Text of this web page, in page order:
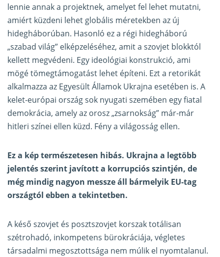
lennie annak a projektnek, amelyet fel lehet mutatni,
amiért küzdeni lehet globális méretekben az új
hidegháborúban. Hasonló ez a régi hidegháború
„szabad világ” elképzeléséhez, amit a szovjet blokktól
kellett megvédeni. Egy ideológiai konstrukció, ami
mögé tömegtámogatást lehet építeni. Ezt a retorikát
alkalmazza az Egyesült Államok Ukrajna esetében is. A
kelet-európai ország sok nyugati szemében egy fiatal
demokrácia, amely az orosz „zsarnokság” már-már
hitleri színei ellen küzd. Fény a világosság ellen.
Ez a kép természetesen hibás. Ukrajna a legtöbb
jelentés szerint javított a korrupciós szintjén, de
még mindig nagyon messze áll bármelyik EU-tag
országtól ebben a tekintetben.
A késő szovjet és posztszovjet korszak totálisan
szétrohadó, inkompetens bürokráciája, végletes
társadalmi megosztottsága nem múlik el nyomtalanul.